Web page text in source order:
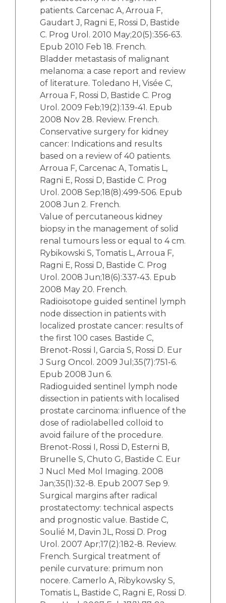
patients. Carcenac A, Arroua F,
Gaudart J, Ragni E, Rossi D, Bastide
C. Prog Urol. 2010 May;20(5):356-63.
Epub 2010 Feb 18. French.
Bladder metastasis of malignant
melanoma: a case report and review
of literature. Toledano H, Visée C,
Arroua F, Rossi D, Bastide C. Prog
Urol. 2009 Feb;19(2):139-41. Epub
2008 Nov 28. Review. French.
Conservative surgery for kidney
cancer: Indications and results
based on a review of 40 patients.
Arroua F, Carcenac A, Tomatis L,
Ragni E, Rossi D, Bastide C. Prog
Urol. 2008 Sep;18(8):499-506. Epub
2008 Jun 2. French.
Value of percutaneous kidney
biopsy in the management of solid
renal tumours less or equal to 4 cm.
Rybikowski S, Tomatis L, Arroua F,
Ragni E, Rossi D, Bastide C. Prog
Urol. 2008 Jun;18(6):337-43. Epub
2008 May 20. French.
Radioisotope guided sentinel lymph
node dissection in patients with
localized prostate cancer: results of
the first 100 cases. Bastide C,
Brenot-Rossi I, Garcia S, Rossi D. Eur
J Surg Oncol. 2009 Jul;35(7):751-6.
Epub 2008 Jun 6.
Radioguided sentinel lymph node
dissection in patients with localised
prostate carcinoma: influence of the
dose of radiolabelled colloid to
avoid failure of the procedure.
Brenot-Rossi I, Rossi D, Esterni B,
Brunelle S, Chuto G, Bastide C. Eur
J Nucl Med Mol Imaging. 2008
Jan;35(1):32-8. Epub 2007 Sep 9.
Surgical margins after radical
prostatectomy: technical aspects
and prognostic value. Bastide C,
Soulié M, Davin JL, Rossi D. Prog
Urol. 2007 Apr;17(2):182-8. Review.
French. Surgical treatment of
penile curvature: primum non
nocere. Camerlo A, Ribykowsky S,
Tomatis L, Bastide C, Ragni E, Rossi D.